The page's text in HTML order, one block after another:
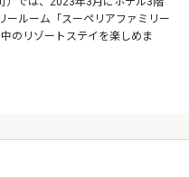
ールーム「スーペリアファミリー
のリゾートステイを楽しめま